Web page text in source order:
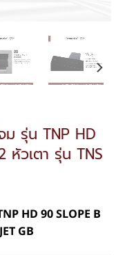
ม รุ่น TNP HD
หัวเตา รุ่น TNS
HD 90 SLOPE B
GB